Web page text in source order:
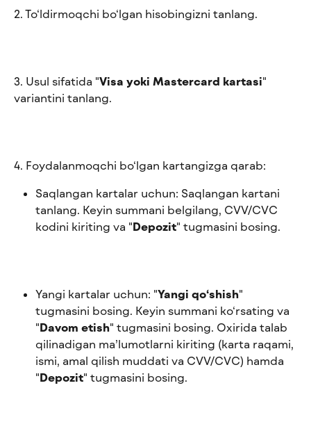
2. To‘ldirmoqchi bo‘lgan hisobingizni tanlang.
3. Usul sifatida "Visa yoki Mastercard kartasi"
variantini tanlang.
4. Foydalanmoqchi bo‘lgan kartangizga qarab:
Saqlangan kartalar uchun: Saqlangan kartani
tanlang. Keyin summani belgilang, CVV/CVC
kodini kiriting va "Depozit" tugmasini bosing.
Yangi kartalar uchun: "Yangi qo‘shish"
tugmasini bosing. Keyin summani ko‘rsating va
"Davom etish" tugmasini bosing. Oxirida talab
qilinadigan ma’lumotlarni kiriting (karta raqami,
ismi, amal qilish muddati va CVV/CVC) hamda
"Depozit" tugmasini bosing.